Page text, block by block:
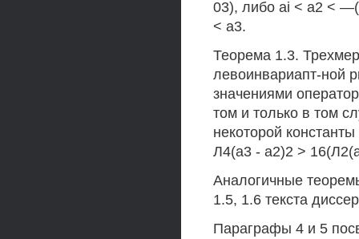
03), либо ai < а2 <
< а3.
Теорема 1.3.
левоинвариапт-ной
значениями
том и только в том
некоторой
Л4(а3 - а2)2 >
Аналогичные
1.5, 1.6 текста
Параграфы 4 и 5